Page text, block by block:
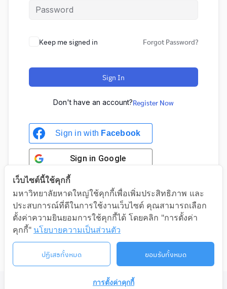
Keep me signed in Forgot Password?
Sign In
Don't have an account?Register Now
Sign in with Facebook
Sign in Google
Sign in with Google
©2026 LIFELONG.HU.AC.TH. ALL RIGHTS RESERVED.
เว็บไซต์นี้ใช้คุกกี้
มหาวิทยาลัยหาดใหญ่ใช้คุกกี้เพื่อเพิ่มประสิทธิภาพ และ
ประสบการณ์ที่ดีในการใช้งานเว็บไซต์ คุณสามารถเลือก
ตั้งค่าความยินยอมการใช้คุกกี้ได้ โดยคลิก "การตั้งค่า
คุกกี้" นโยบายความเป็นส่วนตัว
ปฏิเสธทั้งหมด ยอมรับทั้งหมด
การตั้งค่าคุกกี้